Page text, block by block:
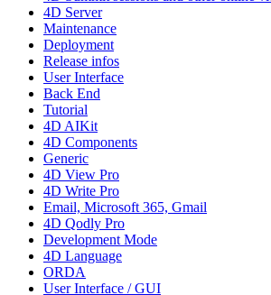
4D Server
Maintenance
Deployment
Release infos
User Interface
Back End
Tutorial
4D AIKit
4D Components
Generic
4D View Pro
4D Write Pro
Email, Microsoft 365, Gmail
4D Qodly Pro
Development Mode
4D Language
ORDA
User Interface / GUI